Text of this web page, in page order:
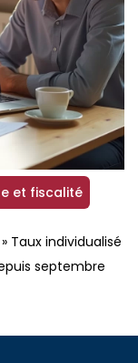
et fiscalité
» Taux individualisé
septembre